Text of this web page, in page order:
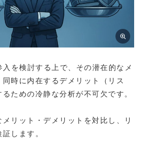
を検討する上で、その潜在的なメ
同時に内在するデメリット（リス
ための冷静な分析が不可欠です。
リット・デメリットを対比し、リ
します。